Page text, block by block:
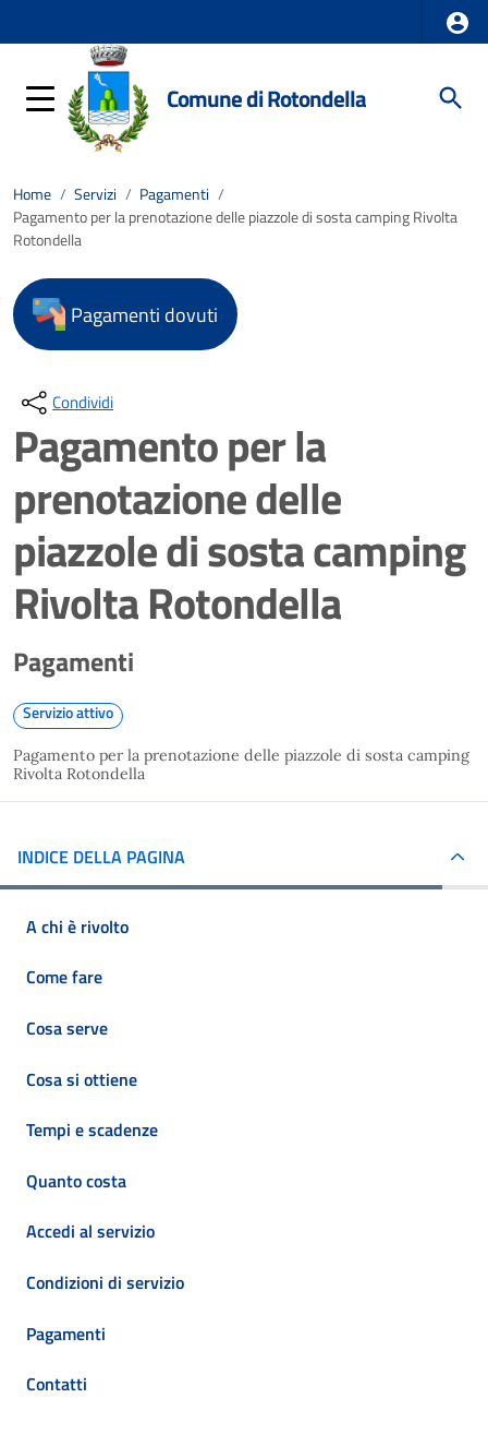
Comune di Rotondella
Home / Servizi / Pagamenti /
Pagamento per la prenotazione delle piazzole di sosta camping Rivolta
Rotondella
Pagamenti dovuti
Condividi
Pagamento per la
prenotazione delle
piazzole di sosta camping
Rivolta Rotondella
Pagamenti
Servizio attivo
Pagamento per la prenotazione delle piazzole di sosta camping
Rivolta Rotondella
INDICE DELLA PAGINA
A chi è rivolto
Come fare
Cosa serve
Cosa si ottiene
Tempi e scadenze
Quanto costa
Accedi al servizio
Condizioni di servizio
Pagamenti
Contatti